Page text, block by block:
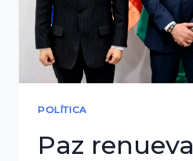
y
Paz
en
Sucre
POLÍTICA
Paz renueva